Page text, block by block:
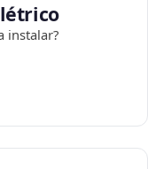
instalar?